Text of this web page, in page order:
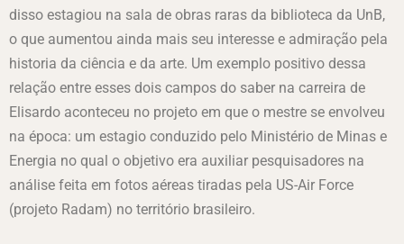
disso estagiou na sala de obras raras da biblioteca da UnB,
o que aumentou ainda mais seu interesse e admiração pela
historia da ciência e da arte. Um exemplo positivo dessa
relação entre esses dois campos do saber na carreira de
Elisardo aconteceu no projeto em que o mestre se envolveu
na época: um estagio conduzido pelo Ministério de Minas e
Energia no qual o objetivo era auxiliar pesquisadores na
análise feita em fotos aéreas tiradas pela US-Air Force
(projeto Radam) no território brasileiro.